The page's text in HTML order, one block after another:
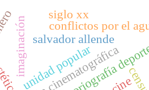
historiografíacine
salvador allende
unidad popular
imaginación conflictos por el
siglo xx